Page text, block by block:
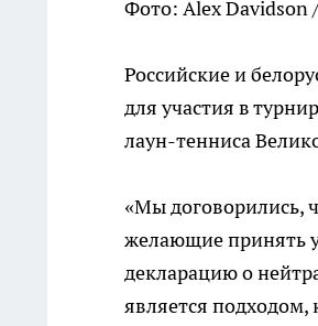
Фото: Alex Davidson
Российские и
для участия в
лаун-тенниса
«Мы договорились,
желающие принять
декларацию о
является подходом,